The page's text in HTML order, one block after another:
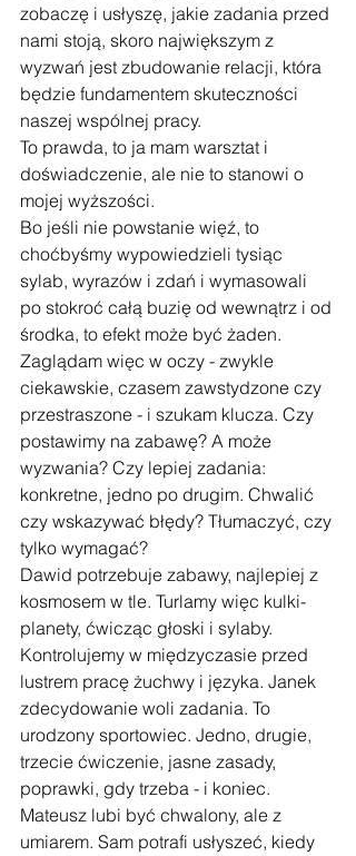
zobaczę i usłyszę, jakie zadania przed
nami stoją, skoro największym z
wyzwań jest zbudowanie relacji, która
będzie fundamentem skuteczności
naszej wspólnej pracy.
To prawda, to ja mam warsztat i
doświadczenie, ale nie to stanowi o
mojej wyższości.
Bo jeśli nie powstanie więź, to
choćbyśmy wypowiedzieli tysiąc
sylab, wyrazów i zdań i wymasowali
po stokroć całą buzię od wewnątrz i od
środka, to efekt może być żaden.
Zaglądam więc w oczy - zwykle
ciekawskie, czasem zawstydzone czy
przestraszone - i szukam klucza. Czy
postawimy na zabawę? A może
wyzwania? Czy lepiej zadania:
konkretne, jedno po drugim. Chwalić
czy wskazywać błędy? Tłumaczyć, czy
tylko wymagać?
Dawid potrzebuje zabawy, najlepiej z
kosmosem w tle. Turlamy więc kulki-
planety, ćwicząc głoski i sylaby.
Kontrolujemy w międzyczasie przed
lustrem pracę żuchwy i języka. Janek
zdecydowanie woli zadania. To
urodzony sportowiec. Jedno, drugie,
trzecie ćwiczenie, jasne zasady,
poprawki, gdy trzeba - i koniec.
Mateusz lubi być chwalony, ale z
umiarem. Sam potrafi usłyszeć, kiedy